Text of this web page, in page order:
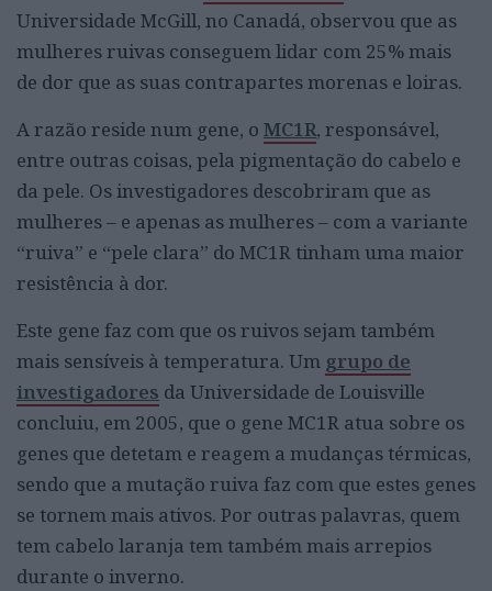
Universidade McGill, no Canadá, observou que as
mulheres ruivas conseguem lidar com 25% mais
de dor que as suas contrapartes morenas e loiras.
A razão reside num gene, o MC1R, responsável,
entre outras coisas, pela pigmentação do cabelo e
da pele. Os investigadores descobriram que as
mulheres – e apenas as mulheres – com a variante
“ruiva” e “pele clara” do MC1R tinham uma maior
resistência à dor.
Este gene faz com que os ruivos sejam também
mais sensíveis à temperatura. Um grupo de
investigadores da Universidade de Louisville
concluiu, em 2005, que o gene MC1R atua sobre os
genes que detetam e reagem a mudanças térmicas,
sendo que a mutação ruiva faz com que estes genes
se tornem mais ativos. Por outras palavras, quem
tem cabelo laranja tem também mais arrepios
durante o inverno.